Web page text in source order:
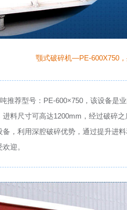
颚式破碎机—PE-600X750
推荐型号：PE-600×750，该设备是
进料尺寸可高达1200mm，经过破碎
备，利用深腔破碎优势，通过提升进
迎。